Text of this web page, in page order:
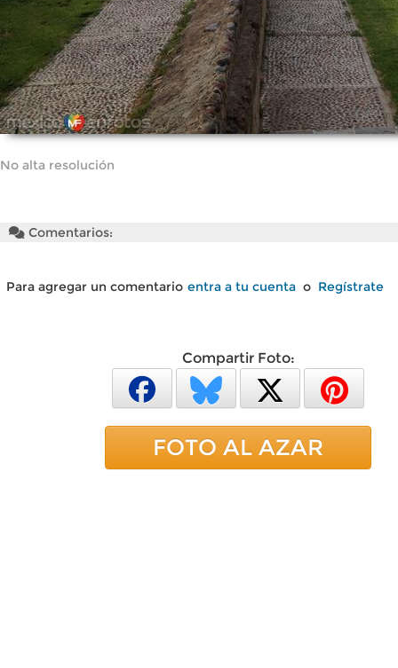
No alta resolución
Comentarios:
Para agregar un comentario entra a tu cuenta o Regístrate
Compartir Foto:
FOTO AL AZAR